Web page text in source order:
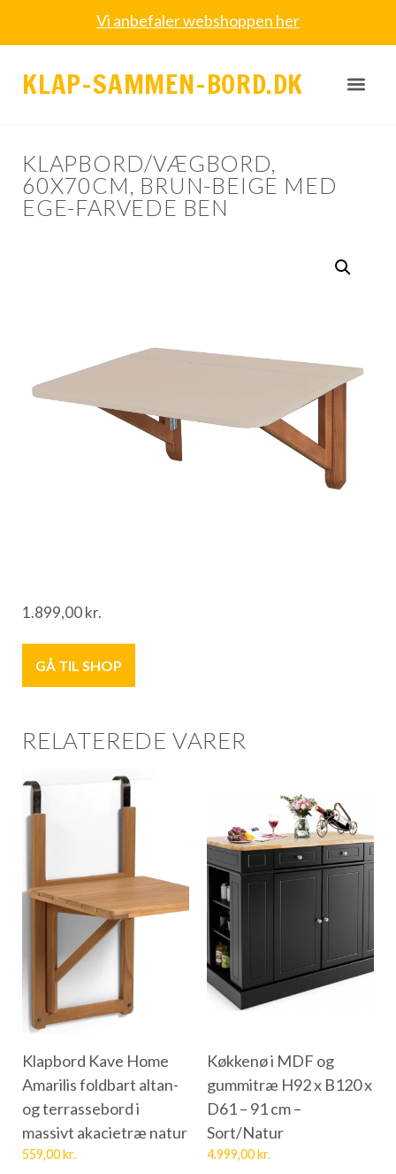
Vi anbefaler webshoppen her
KLAP-SAMMEN-BORD.DK
KLAPBORD/VÆGBORD,
60X70CM, BRUN-BEIGE MED
EGE-FARVEDE BEN
1.899,00kr.
GÅ TIL SHOP
RELATEREDE VARER
Klapbord Kave Home
Amarilis foldbart altan-
og terrassebord i
massivt akacietræ natur
559,00kr.
Køkkenø i MDF og
gummitræ H92 x B120 x
D61 – 91 cm –
Sort/Natur
4.999,00kr.